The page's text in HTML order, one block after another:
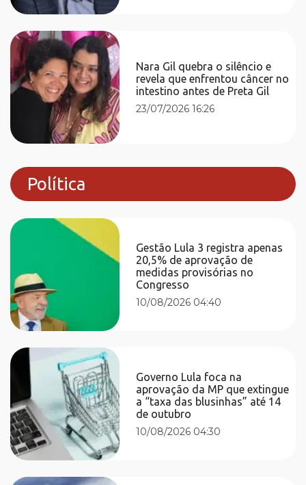
Nara Gil quebra o silêncio e
revela que enfrentou câncer no
intestino antes de Preta Gil
23/07/2026 16:26
Política
Gestão Lula 3 registra apenas
20,5% de aprovação de
medidas provisórias no
Congresso
10/08/2026 04:40
Governo Lula foca na
aprovação da MP que extingue
a “taxa das blusinhas” até 14
de outubro
10/08/2026 04:30